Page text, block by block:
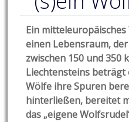
Ein
einen Lebensraum,
zwischen 150 und 350
Liechtensteins beträgt
Wölfe ihre Spuren
hinterließen, bereitet
das „eigene